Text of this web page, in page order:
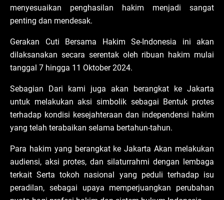
menyesuaikan penghasilan hakim menjadi sangat
penting dan mendesak.
Gerakan Cuti Bersama Hakim Se-Indonesia ini akan
dilaksanakan secara serentak oleh ribuan hakim mulai
tanggal 7 hingga 11 Oktober 2024.
Sebagian Dari kami juga akan berangkat ke Jakarta
untuk melakukan aksi simbolik sebagai Bentuk protes
terhadap kondisi kesejahteraan dan independensi hakim
yang telah terabaikan selama bertahun-tahun.
Para hakim yang berangkat ke Jakarta Akan melakukan
audiensi, aksi protes, dan silaturrahmi dengan lembaga
terkait Serta tokoh nasional yang peduli terhadap isu
peradilan, sebagai upaya memperjuangkan perubahan